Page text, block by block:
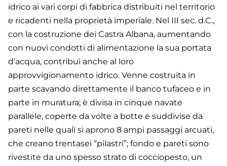
idrico ai vari corpi di fabbrica distribuiti nel territorio
e ricadenti nella proprietà imperiale. Nel III sec. d.C.,
con la costruzione dei Castra Albana, aumentando
con nuovi condotti di alimentazione la sua portata
d’acqua, contribuì anche al loro
approvvigionamento idrico. Venne costruita in
parte scavando direttamente il banco tufaceo e in
parte in muratura; è divisa in cinque navate
parallele, coperte da volte a botte e suddivise da
pareti nelle quali si aprono 8 ampi passaggi arcuati,
che creano trentasei “pilastri”; fondo e pareti sono
rivestite da uno spesso strato di cocciopesto, un